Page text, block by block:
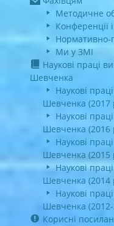
Методичне
Конференції
Нормативно-
Ми у ЗМІ
Наукові праці
Шевченка
Наукові
Шевченка (2017
Наукові
Шевченка (2016
Наукові
Шевченка (2015
Наукові
Шевченка (2014
Наукові
Шевченка
Корисні